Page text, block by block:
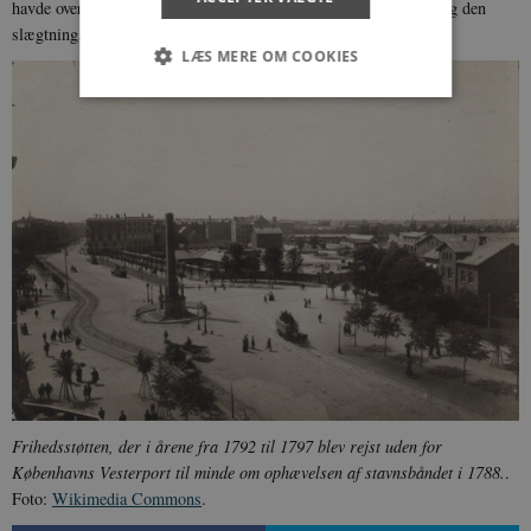
havde overtaget fæstegården. Systemet favoriserede godsejeren og den
slægtning, som eventuelt overtog fæstegården.
Frihedsstøtten, der i årene fra 1792 til 1797 blev rejst uden for
Københavns Vesterport til minde om ophævelsen af stavnsbåndet i 1788..
Foto: Wikimedia Commons.
LÆS MERE OM COOKIES
Nødvendige cookies hjælper med at gøre
hjemmesiden brugbar ved at aktivere nogle
grundlæggende funktioner som navigation mm.
Hjemmesiden kan ikke fungerer uden disse
cookies.
Udbyder / Domæne
be_typo_user
TYPO3 Association
.danmarkshistorien.dk
Session